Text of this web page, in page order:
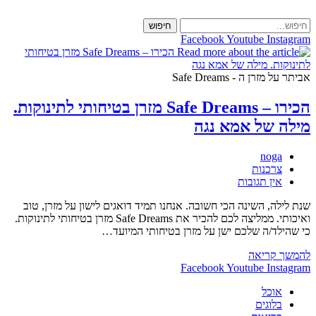
to
content
חיפוש
FacebookYoutube Instagram
אביתר על מזרן ה - Safe Dreams
הכירו – Safe Dreams מזרן בטיחותי לתינוקות.
מילה של אמא נגה
מחבר:
noga
קטגוריה:
צרכנות
תגובות:
אין תגובות
שנת לילה, השינה הכי חשובה. אנחנו תמיד דואגים לישון על מזרן, טוב
ואיכותי. ממליצה לכם להכיר את Safe Dreams מזרן בטיחותי לתינוקות.
כי שהילד/ה שלכם ישן על מזרן בטיחותי המיועד…
להמשך קריאההכירו
–
FacebookYoutube Instagram
אוכל
בלוגים